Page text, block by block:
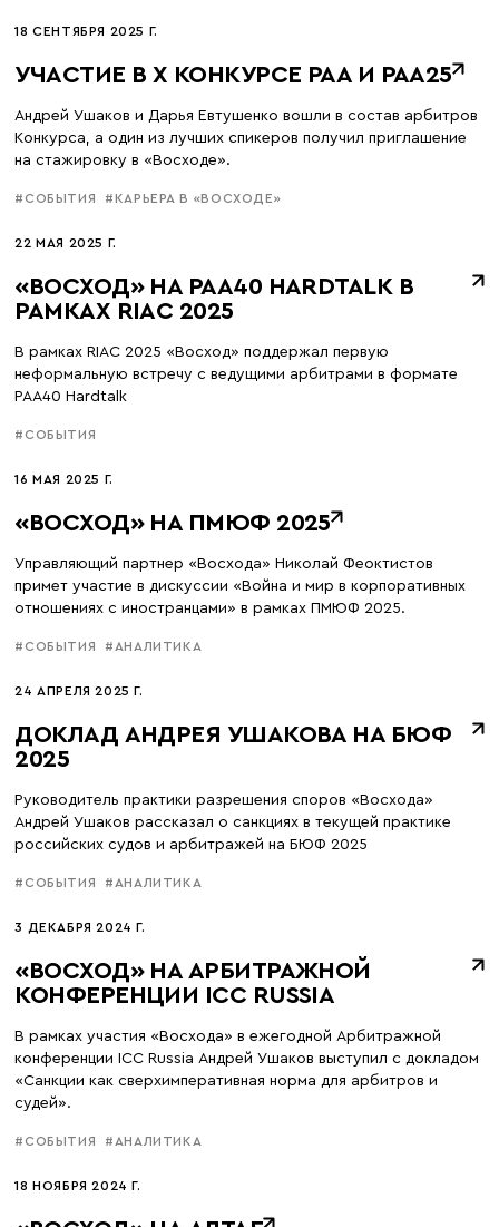
18 СЕНТЯБРЯ 2025 Г.
УЧАСТИЕ В X КОНКУРСЕ РАА И РАА25
Андрей Ушаков и Дарья Евтушенко вошли в состав арбитров
Конкурса, а один из лучших спикеров получил приглашение
на стажировку в «Восходе».
#СОБЫТИЯ #КАРЬЕРА В «ВОСХОДЕ»
22 МАЯ 2025 Г.
«ВОСХОД» НА РАА40 HARDTALK В
РАМКАХ RIAC 2025
В рамках RIAC 2025 «Восход» поддержал первую
неформальную встречу с ведущими арбитрами в формате
РАА40 Hardtalk
#СОБЫТИЯ
16 МАЯ 2025 Г.
«ВОСХОД» НА ПМЮФ 2025
Управляющий партнер «Восхода» Николай Феоктистов
примет участие в дискуссии «Война и мир в корпоративных
отношениях с иностранцами» в рамках ПМЮФ 2025.
#СОБЫТИЯ #АНАЛИТИКА
24 АПРЕЛЯ 2025 Г.
ДОКЛАД АНДРЕЯ УШАКОВА НА БЮФ
2025
Руководитель практики разрешения споров «Восхода»
Андрей Ушаков рассказал о санкциях в текущей практике
российских судов и арбитражей на БЮФ 2025
#СОБЫТИЯ #АНАЛИТИКА
3 ДЕКАБРЯ 2024 Г.
«ВОСХОД» НА АРБИТРАЖНОЙ
КОНФЕРЕНЦИИ ICC RUSSIA
В рамках участия «Восхода» в ежегодной Арбитражной
конференции ICC Russia Андрей Ушаков выступил с докладом
«Санкции как сверхимперативная норма для арбитров и
судей».
#СОБЫТИЯ #АНАЛИТИКА
18 НОЯБРЯ 2024 Г.